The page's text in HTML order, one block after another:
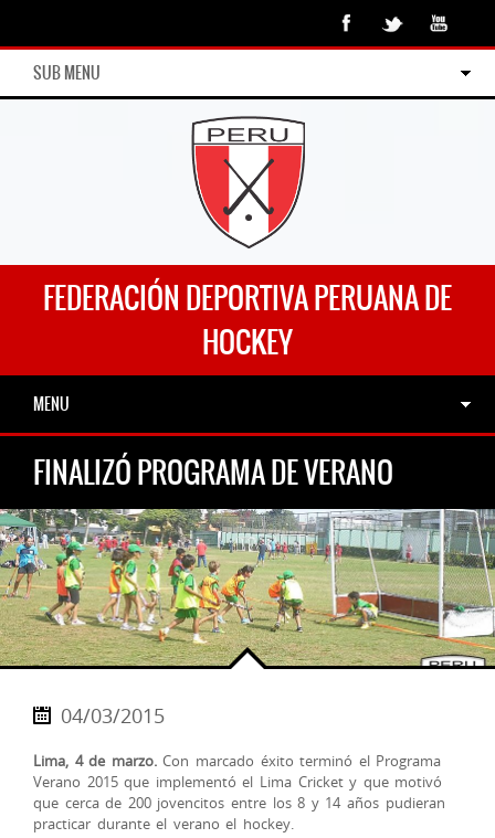
SUB MENU
FEDERACIÓN DEPORTIVA PERUANA DE
HOCKEY
MENU
FINALIZÓ PROGRAMA DE VERANO
04/03/2015
Lima, 4 de marzo.Con marcado éxito terminó el Programa
Verano 2015 que implementó el Lima Cricket y que motivó
que cerca de 200 jovencitos entre los 8 y 14 años pudieran
practicar durante el verano el hockey.